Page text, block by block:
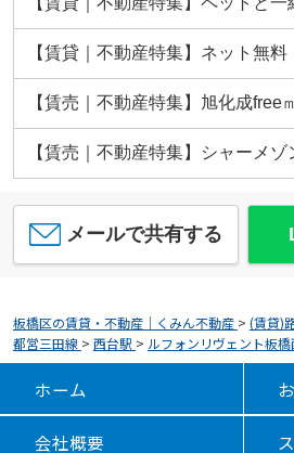
【賃貸｜不動産特集】ネット無料
【賃売｜不動産特集】旭化成free
【賃売｜不動産特集】シャーメゾ
メールで共有する
板橋区の賃貸・不動産｜くみん不動産 > (賃貸)
都営三田線 > 西台駅 > ルフォンリヴェント板橋
ホーム
会社概要